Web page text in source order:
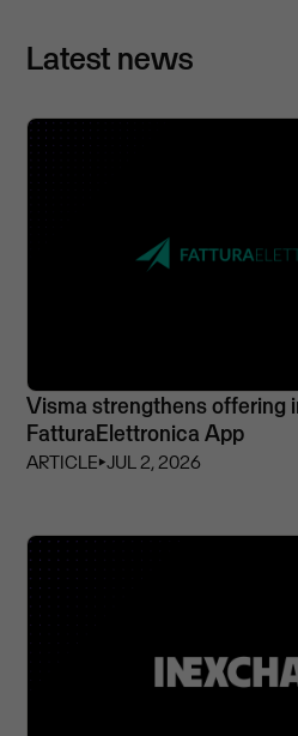
Latest news
Visma strengthens offering
FatturaElettronica App
ARTICLE⏵JUL 2, 2026